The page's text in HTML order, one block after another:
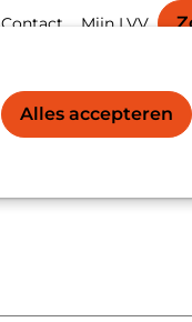
Alles accepteren
LVV-
Contact
Account
Mijn LVV